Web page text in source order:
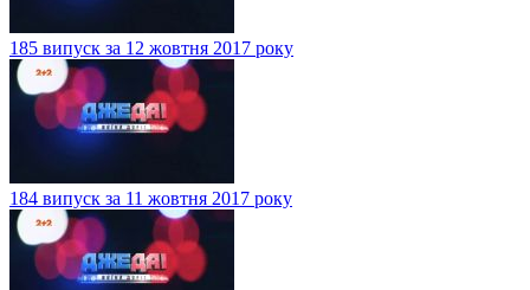
185 випуск за 12 жовтня 2017 року
184 випуск за 11 жовтня 2017 року